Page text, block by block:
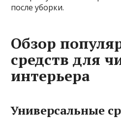
после уборки.
Обзор
средств для
интерьера
Универсальные